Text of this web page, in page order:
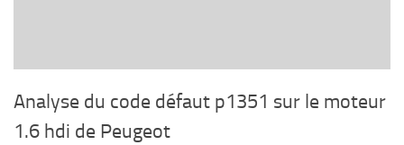
Analyse du code défaut p1351 sur le moteur
1.6 hdi de Peugeot